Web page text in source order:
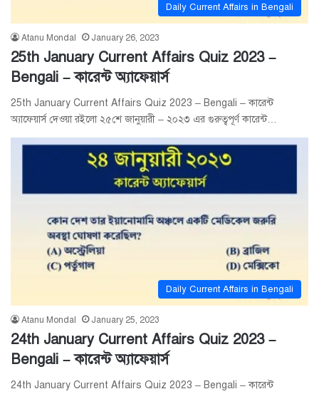
Daily Current Affairs in Bengali
Atanu Mondal January 26, 2023
25th January Current Affairs Quiz 2023 –
Bengali – কারেন্ট অ্যাফেয়ার্স
25th January Current Affairs Quiz 2023 – Bengali – কারেন্ট
অ্যাফেয়ার্স দেওয়া রইলো ২৫শে জানুয়ারী – ২০২৩ এর গুরুত্বপূর্ণ কারেন্ট…
Daily Current Affairs in Bengali
Atanu Mondal January 25, 2023
24th January Current Affairs Quiz 2023 –
Bengali – কারেন্ট অ্যাফেয়ার্স
24th January Current Affairs Quiz 2023 – Bengali – কারেন্ট